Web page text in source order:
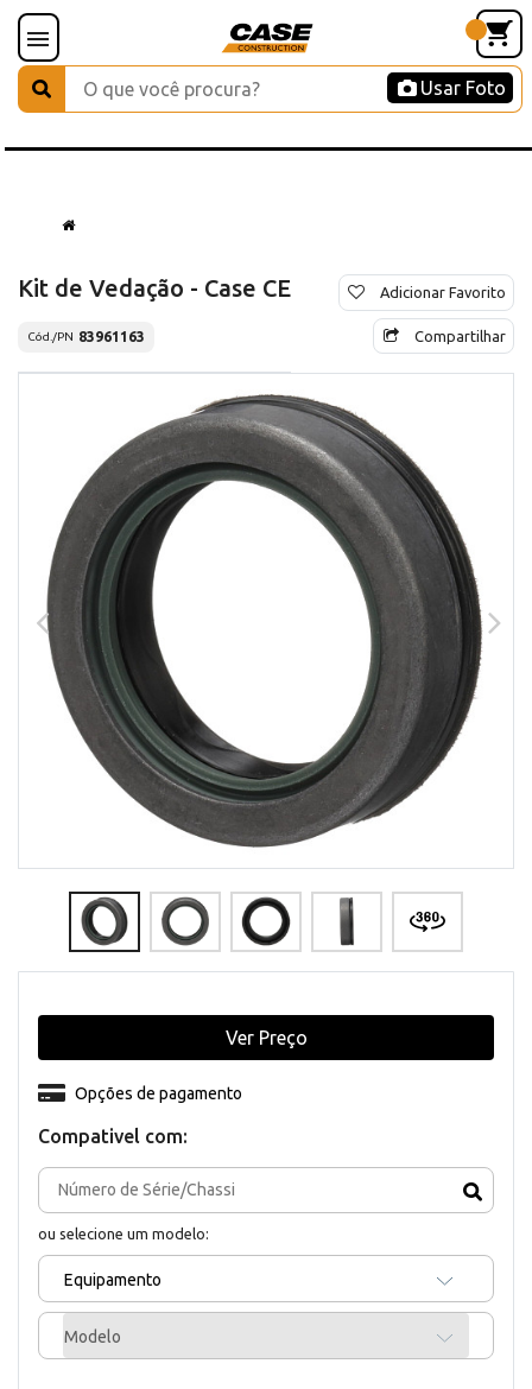
Usar Foto
Kit de Vedação - Case CE
Cód./PN 83961163
Adicionar Favorito
Compartilhar
Compativel com:
ou selecione um modelo:
Equipamento
Modelo
Opções de pagamento
Ver Preço